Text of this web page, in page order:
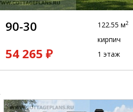
90-30
54 265 ₽
122.55 м2
кирпич
1 этаж